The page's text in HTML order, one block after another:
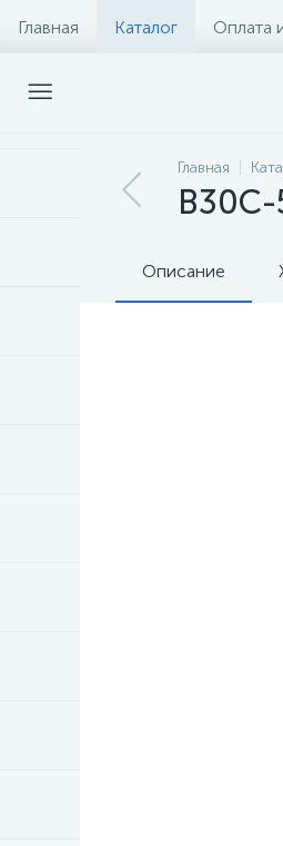
Главная Каталог Оплата
Главная
Описание